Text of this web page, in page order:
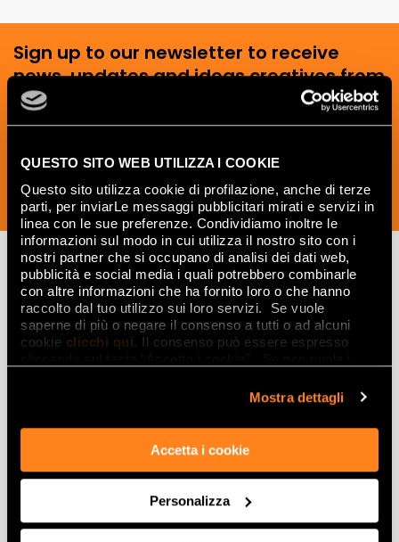
QUESTO SITO WEB UTILIZZA I COOKIE
Questo sito utilizza cookie di profilazione, anche di terze
parti, per inviarLe messaggi pubblicitari mirati e servizi in
linea con le sue preferenze. Condividiamo inoltre le
informazioni sul modo in cui utilizza il nostro sito con i
nostri partner che si occupano di analisi dei dati web,
pubblicità e social media i quali potrebbero combinarle
con altre informazioni che ha fornito loro o che hanno
raccolto dal tuo utilizzo sui loro servizi. Se vuole
saperne di più o negare il consenso a tutti o ad alcuni
cookie clicchi qui. Il consenso può essere espresso
Mostra dettagli
Accetta i cookie
Personalizza
Sign up to our newsletter to receive
news, updates and ideas creatives from
the world of ceramics and interior
design.
SUBSCRIBE NOW
Lasciati
ispirare
da ambienti
Effetti
Gres porcellanato effetto marmo
Gres porcellanato effetto legno
Gres porcellanato effetto pietra